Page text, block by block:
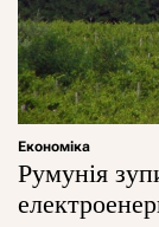
Економіка
Румунія